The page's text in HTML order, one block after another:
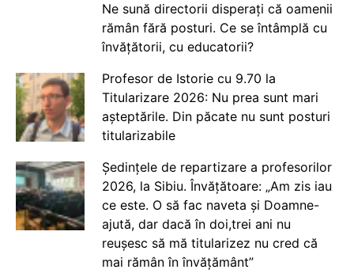
Ne sună directorii disperați că oamenii
rămân fără posturi. Ce se întâmplă cu
învățătorii, cu educatorii?
Profesor de Istorie cu 9.70 la
Titularizare 2026: Nu prea sunt mari
așteptările. Din păcate nu sunt posturi
titularizabile
Ședințele de repartizare a profesorilor
2026, la Sibiu. Învățătoare: „Am zis iau
ce este. O să fac naveta și Doamne-
ajută, dar dacă în doi,trei ani nu
reușesc să mă titularizez nu cred că
mai rămân în învățământ”